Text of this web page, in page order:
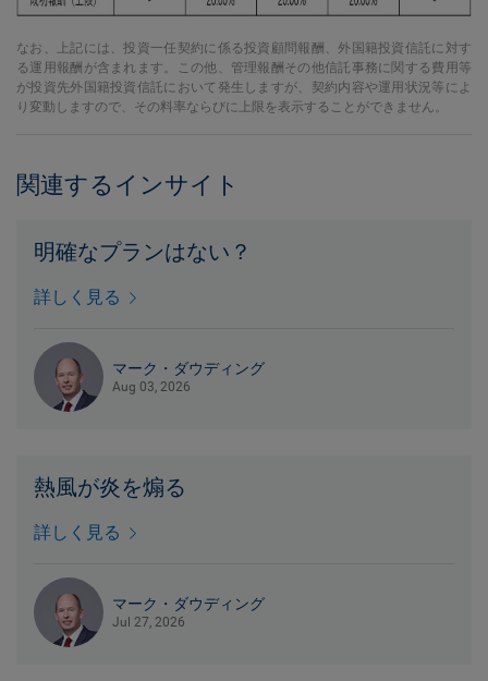
なお、上記には、投資一任契約に係る投資顧問報酬、外国籍投資信託に対す
る運用報酬が含まれます。この他、管理報酬その他信託事務に関する費用等
が投資先外国籍投資信託において発生しますが、契約内容や運用状況等によ
り変動しますので、その料率ならびに上限を表示することができません。
関連するインサイト
明確なプランはない？
詳しく見る
マーク・ダウディング
Aug 03, 2026
熱風が炎を煽る
詳しく見る
マーク・ダウディング
Jul 27, 2026